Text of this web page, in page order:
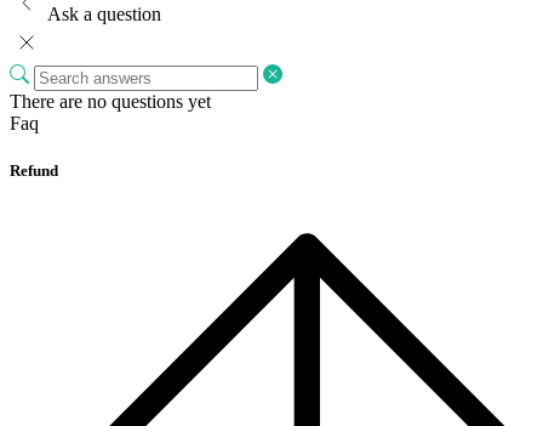
Ask a question
There are no questions yet
Faq
Refund